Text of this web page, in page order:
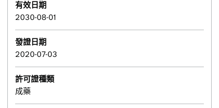
有效日期
2030-08-01
發證日期
2020-07-03
許可證種類
成藥